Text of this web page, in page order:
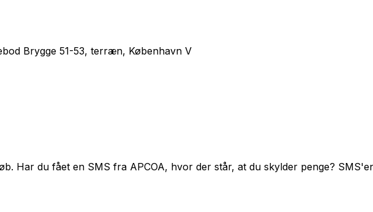
Brygge 51-53, terræn, København V
Har du fået en SMS fra APCOA, hvor der står, at du skylder penge?